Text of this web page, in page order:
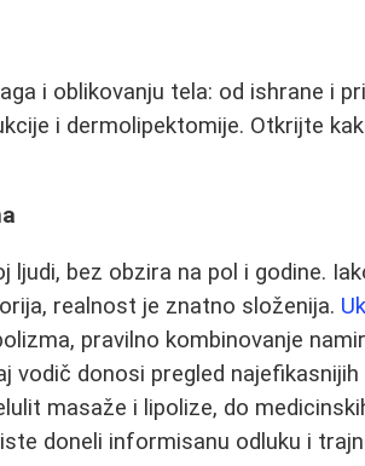
i oblikovanju tela: od ishrane i
i dermolipektomije. Otkrijte
ljudi, bez obzira na pol i godine.
realnost je znatno složenija.
pravilno kombinovanje
vodič donosi pregled
masaže i lipolize, do
doneli informisanu odluku i